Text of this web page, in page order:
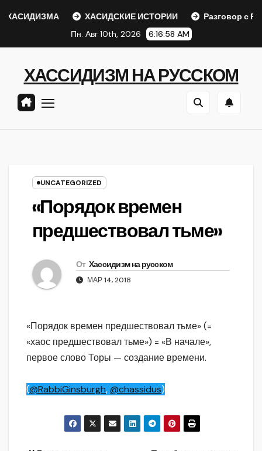
ХАСИДСКИЕ ИСТОРИИ
Разговор с Ребе
Пн. Авг 10th, 2026
6:16:59 AM
ХАССИДИЗМ НА РУССКОМ
UNCATEGORIZED
«Порядок времен
предшествовал тьме»
От Хассидизм на русском
МАР 14, 2018
«Порядок времен предшествовал тьме» (=
«хаос предшествовал тьме») = «В начале»,
первое слово Торы — создание времени.
(@RabbiGinsburgh,@chassidus)